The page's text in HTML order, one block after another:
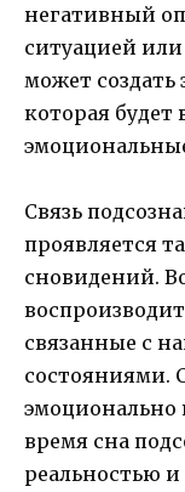
негативный
ситуацией
может
которая
Связь
проявляется
сновидений.
связанные с
состояниями.
время сна
реальностью